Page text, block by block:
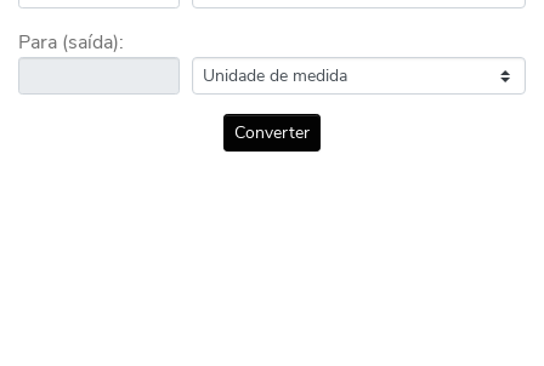
Para (saída):
Converter